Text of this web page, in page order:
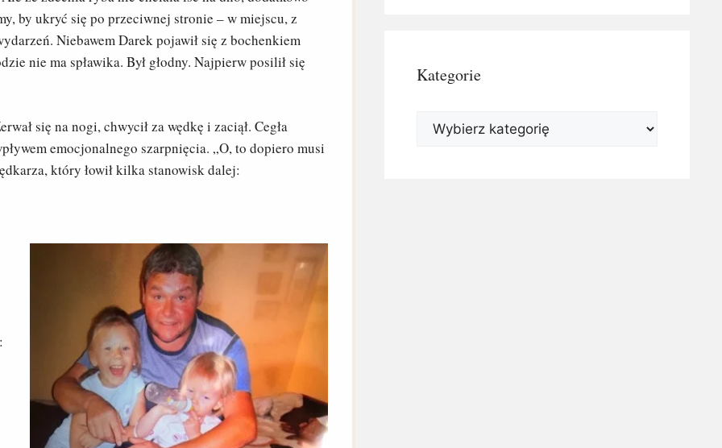
by ukryć się po przeciwnej stronie – w miejscu, z
Niebawem Darek pojawił się z bochenkiem
nie ma spławika. Był głodny. Najpierw posilił się
się na nogi, chwycił za wędkę i zaciął. Cegła
emocjonalnego szarpnięcia. „O, to dopiero musi
który łowił kilka stanowisk dalej:
Kategorie
Kategorie